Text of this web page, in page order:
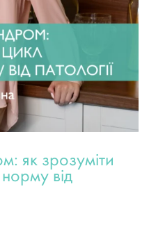
як зрозуміти
норму від